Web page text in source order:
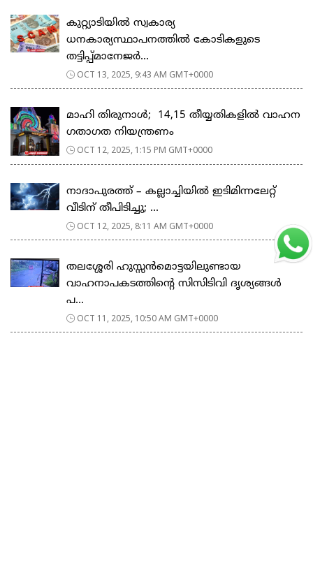
കുറ്റ്യാടിയിൽ സ്വകാര്യ
ധനകാര്യസ്ഥാപനത്തിൽ കോടികളുടെ
തട്ടിപ്പ്മാനേജർ...
OCT 13, 2025, 9:43 AM GMT+0000
മാഹി തിരുനാൾ; 14,15 തീയ്യതികളിൽ വാഹന
ഗതാഗത നിയന്ത്രണം
OCT 12, 2025, 1:15 PM GMT+0000
നാദാപുരത്ത് – കല്ലാച്ചിയിൽ ഇടിമിന്നലേറ്റ്
വീടിന് തീപിടിച്ചു; ...
OCT 12, 2025, 8:11 AM GMT+0000
തലശ്ശേരി ഹുസ്സൻമൊട്ടയിലുണ്ടായ
വാഹനാപകടത്തിന്റെ സിസിടിവി ദൃശ്യങ്ങൾ
പ...
OCT 11, 2025, 10:50 AM GMT+0000